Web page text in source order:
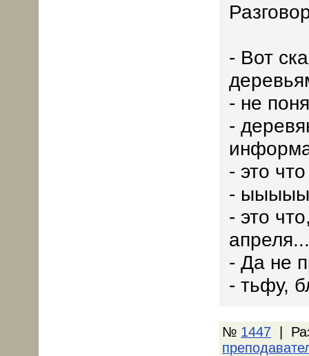
- Вот
- не
-
- это
- ыыыыы,
- это
- Да не
- тьфу,
№ 1447 |